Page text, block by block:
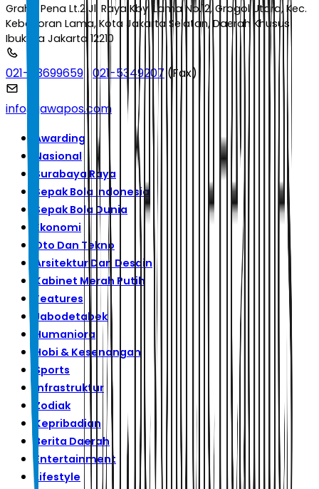
Graha Pena Lt.2 Jl. Raya Kby. Lama No.12, Grogol Utara, Kec.
Kebayoran Lama, Kota Jakarta Selatan, Daerah Khusus
Ibukota Jakarta 12210
021-53699659 | 021-5349207 (Fax)
info@jawapos.com
Awarding
Nasional
Surabaya Raya
Sepak Bola Indonesia
Sepak Bola Dunia
Ekonomi
Oto Dan Tekno
Arsitektur Dan Desain
Kabinet Merah Putih
Features
Jabodetabek
Humaniora
Hobi & Kesenangan
Sports
Infrastruktur
Zodiak
Kepribadian
Berita Daerah
Entertainment
Lifestyle